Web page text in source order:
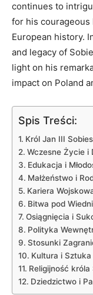
continues ​to
for his
European history.
and legacy of
light on his
impact on Poland
Spis Treści:
Król‌ Jan III
Wczesne Życie i
Edukacja i
Małżeństwo i
Kariera⁢
Bitwa pod
Osiągnięcia⁣ i
Polityka
Stosunki
Kultura i
Religijność króla
Dziedzictwo i